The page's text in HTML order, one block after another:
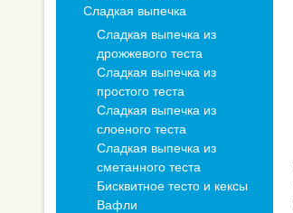
Сладкая выпечка
Сладкая выпечка из
дрожжевого теста
Сладкая выпечка из
простого теста
Сладкая выпечка из
слоеного теста
Сладкая выпечка из
сметанного теста
Бисквитное тесто и кексы
Вафли